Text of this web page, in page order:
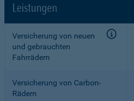
Leistungen
Versicherung von neuen
und gebrauchten
Fahrrädern
Versicherung von Carbon-
Rädern